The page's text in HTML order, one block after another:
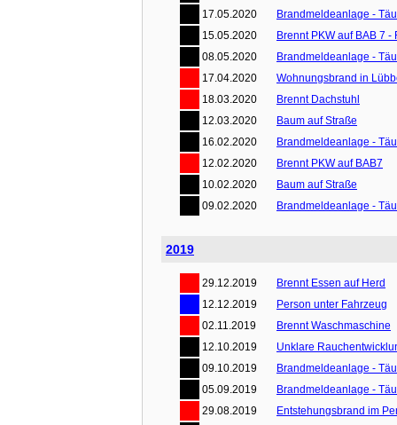
17.05.2020
Brandmeldeanlage -
15.05.2020
Brennt PKW auf BAB 7 -
08.05.2020
Brandmeldeanlage -
17.04.2020
Wohnungsbrand in
18.03.2020
Brennt Dachstuhl
12.03.2020
Baum auf Straße
16.02.2020
Brandmeldeanlage -
12.02.2020
Brennt PKW auf BAB7
10.02.2020
Baum auf Straße
09.02.2020
Brandmeldeanlage -
2019
29.12.2019
Brennt Essen auf Herd
12.12.2019
Person unter Fahrzeug
02.11.2019
Brennt Waschmaschine
12.10.2019
Unklare
09.10.2019
Brandmeldeanlage -
05.09.2019
Brandmeldeanlage -
29.08.2019
Entstehungsbrand im